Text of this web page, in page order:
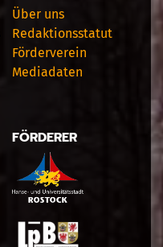
Über uns
Redaktionsstatut
Förderverein
Mediadaten
FÖRDERER